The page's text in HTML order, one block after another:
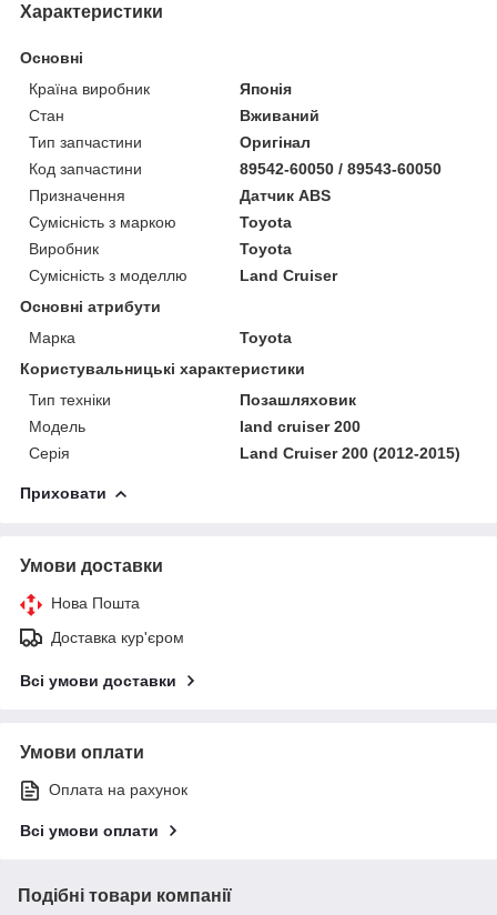
Характеристики
Основні
Країна виробник
Японія
Стан
Вживаний
Тип запчастини
Оригінал
Код запчастини
89542-60050 / 89543-60050
Призначення
Датчик ABS
Сумісність з маркою
Toyota
Виробник
Toyota
Сумісність з моделлю
Land Cruiser
Основні атрибути
Марка
Toyota
Користувальницькі характеристики
Тип техніки
Позашляховик
Модель
land cruiser 200
Серія
Land Cruiser 200 (2012-2015)
Приховати
Умови доставки
Нова Пошта
Доставка кур'єром
Всі умови доставки
Умови оплати
Оплата на рахунок
Всі умови оплати
Подібні товари компанії